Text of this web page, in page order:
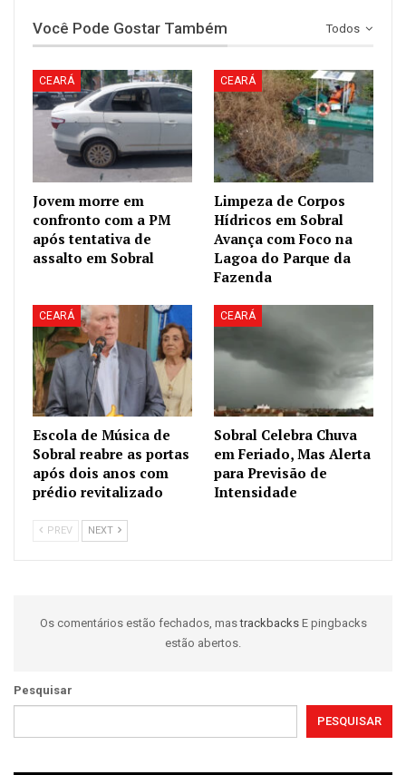
Todos
Você Pode Gostar Também
CEARÁ
Jovem morre em
confronto com a PM
após tentativa de
assalto em Sobral
CEARÁ
Limpeza de Corpos
Hídricos em Sobral
Avança com Foco na
Lagoa do Parque da
Fazenda
CEARÁ
Escola de Música de
Sobral reabre as portas
após dois anos com
prédio revitalizado
CEARÁ
Sobral Celebra Chuva
em Feriado, Mas Alerta
para Previsão de
Intensidade
PREV NEXT
Os comentários estão fechados, mastrackbacks E pingbacks
estão abertos.
Pesquisar
PESQUISAR